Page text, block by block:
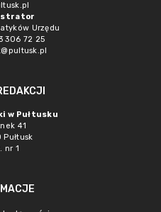
Urzędu
306 72 25
w Pułtusku
41
nr 1